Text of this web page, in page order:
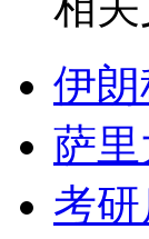
伊
萨
考